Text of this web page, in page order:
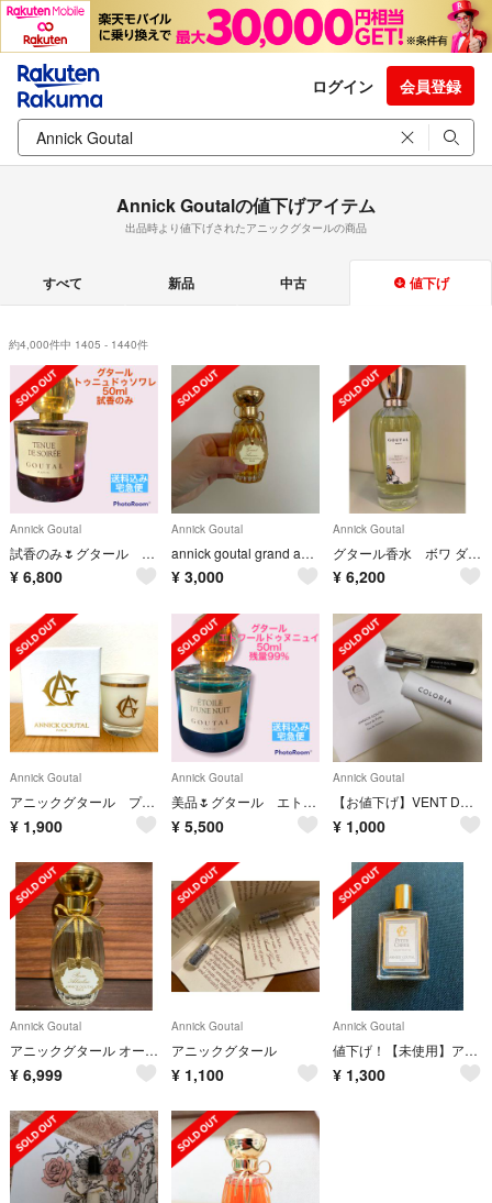
ログイン 会員登録
Annick Goutalの値下げアイテム
出品時より値下げされたアニックグタールの商品
すべて 新品 中古 値下げ
約4,000件中 1405 - 1440件
Annick Goutal
試香のみ🌷グタール トゥニュドゥソワレ 50ml
¥ 6,800
Annick Goutal
annick goutal grand amour
¥ 3,000
Annick Goutal
グタール香水 ボワ ダドリアン 100ml
¥ 6,200
Annick Goutal
アニックグタール プチシェリー キャンドル
¥ 1,900
Annick Goutal
美品🌷グタール エトワールドゥヌニュイ50ml オードパルファム
¥ 5,500
Annick Goutal
【お値下げ】VENT DE FOLIE ヴァンドゥフォリ
¥ 1,000
Annick Goutal
アニックグタール オードパルファム ローズ アプソリュ 50ml
¥ 6,999
Annick Goutal
アニックグタール
¥ 1,100
Annick Goutal
値下げ！【未使用】アニックグタール プチシェリー オードトワレ 15ml
¥ 1,300